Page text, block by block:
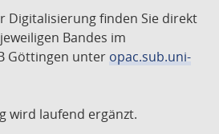
Digitalisierung finden Sie direkt
Bandes im
Göttingen unter opac.sub.uni-
wird laufend ergänzt.